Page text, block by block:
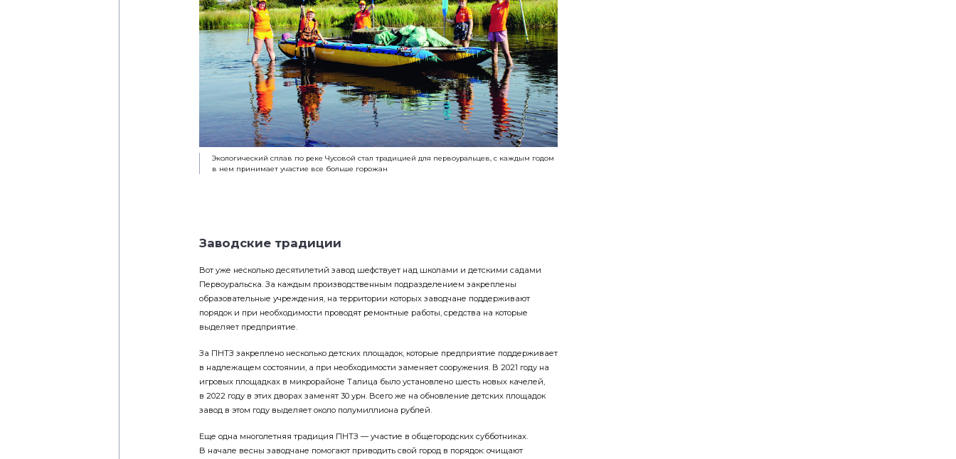
Экологический сплав по реке Чусовой стал традицией для первоуральцев, с каждым годом
в нем принимает участие все больше горожан
Заводские традиции
Вот уже несколько десятилетий завод шефствует над школами и детскими садами
Первоуральска. За каждым производственным подразделением закреплены
образовательные учреждения, на территории которых заводчане поддерживают
порядок и при необходимости проводят ремонтные работы, средства на которые
выделяет предприятие.
За ПНТЗ закреплено несколько детских площадок, которые предприятие поддерживает
в надлежащем состоянии, а при необходимости заменяет сооружения. В 2021 году на
игровых площадках в микрорайоне Талица было установлено шесть новых качелей,
в 2022 году в этих дворах заменят 30 урн. Всего же на обновление детских площадок
завод в этом году выделяет около полумиллиона рублей.
Еще одна многолетняя традиция ПНТЗ — участие в общегородских субботниках.
В начале весны заводчане помогают приводить свой город в порядок: очищают